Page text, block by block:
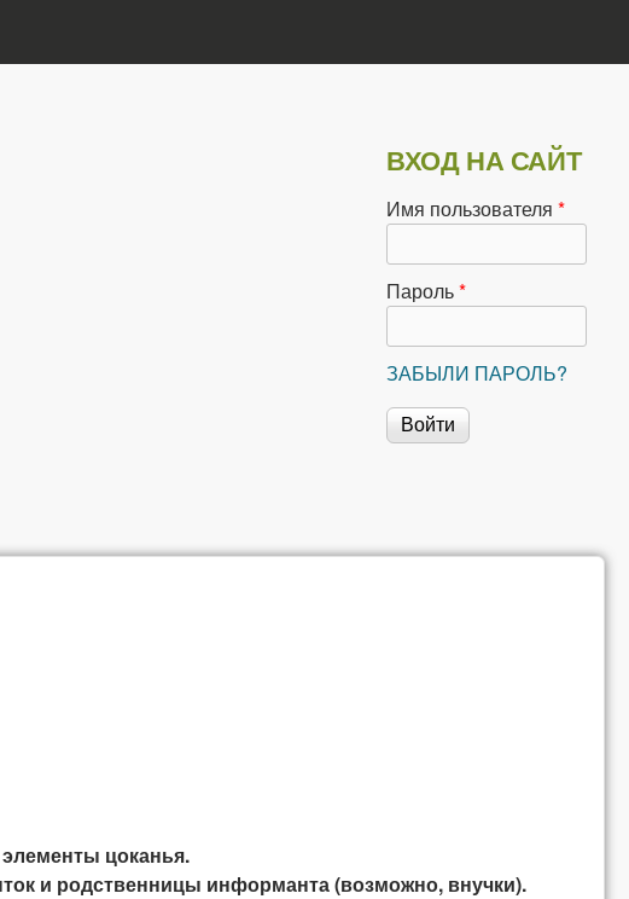
ВХОД НА САЙТ
Имя пользователя *
Пароль*
ЗАБЫЛИ ПАРОЛЬ?
цоканья.
и родственницы информанта (возможно, внучки).